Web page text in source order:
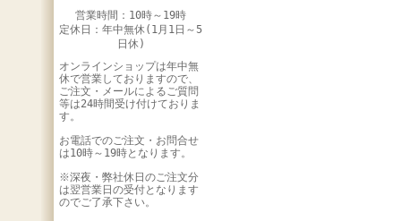
営業時間：10時～19時
定休日：年中無休(1月1日～5
日休)
オンラインショップは年中無
休で営業しておりますので、
ご注文・メールによるご質問
等は24時間受け付けておりま
す。
お電話でのご注文・お問合せ
は10時～19時となります。
※深夜・弊社休日のご注文分
は翌営業日の受付となります
のでご了承下さい。